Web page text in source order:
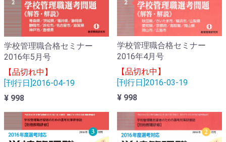
学校管理職合格セミナー
2016年5月号
【品切れ中】
[刊行日]2016-04-19
¥ 998
学校管理職合格セミナー
2016年4月号
【品切れ中】
[刊行日]2016-03-19
¥ 998